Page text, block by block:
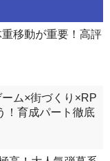
移動が重要！高評
ム×街づくり×RP
！育成パート徹底